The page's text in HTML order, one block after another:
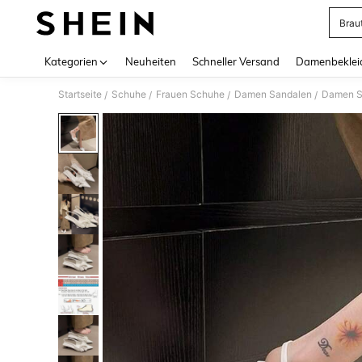
Kategorien Neuheiten Schneller Versand
Startseite / Schuhe / Frauen Schuhe / Damen Sandalen / Damen